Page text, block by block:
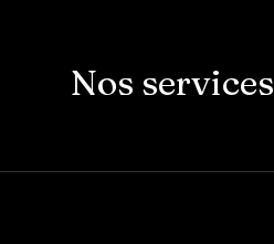
Nos services